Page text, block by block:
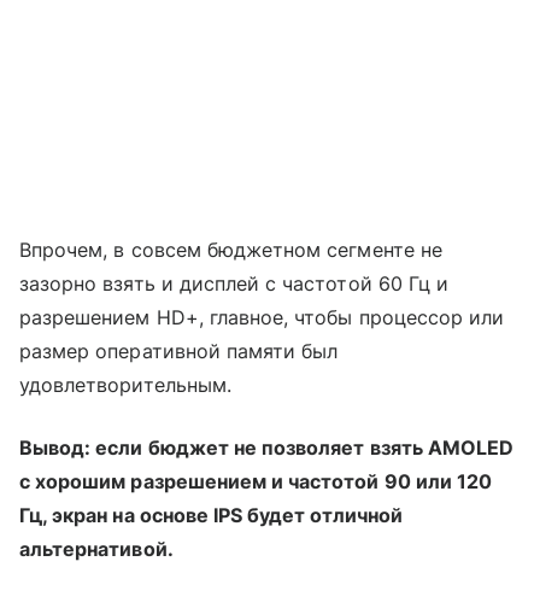
Впрочем, в совсем бюджетном сегменте не
зазорно взять и дисплей с частотой 60 Гц и
разрешением HD+, главное, чтобы процессор или
размер оперативной памяти был
удовлетворительным.
Вывод: если бюджет не позволяет взять AMOLED
с хорошим разрешением и частотой 90 или 120
Гц, экран на основе IPS будет отличной
альтернативой.